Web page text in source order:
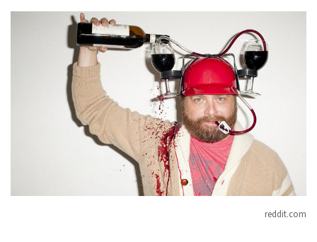
reddit.com